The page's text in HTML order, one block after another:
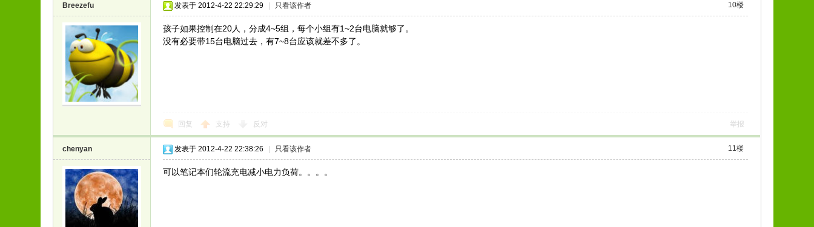
Breezefu 10楼
发表于 2012-4-22 22:29:29 只看该作者
孩子如果控制在20人，分成4~5组，每个小组有1~2台电脑就够了。
没有必要带15台电脑过去，有7~8台应该就差不多了。
回复 支持 反对 举报
chenyan 11楼
发表于 2012-4-22 22:38:26 只看该作者
可以笔记本们轮流充电减小电力负荷。。。。